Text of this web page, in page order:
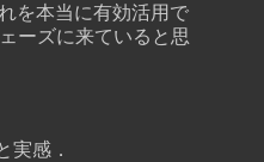
を本当に有効活用で
ーズに来ていると思
実感．